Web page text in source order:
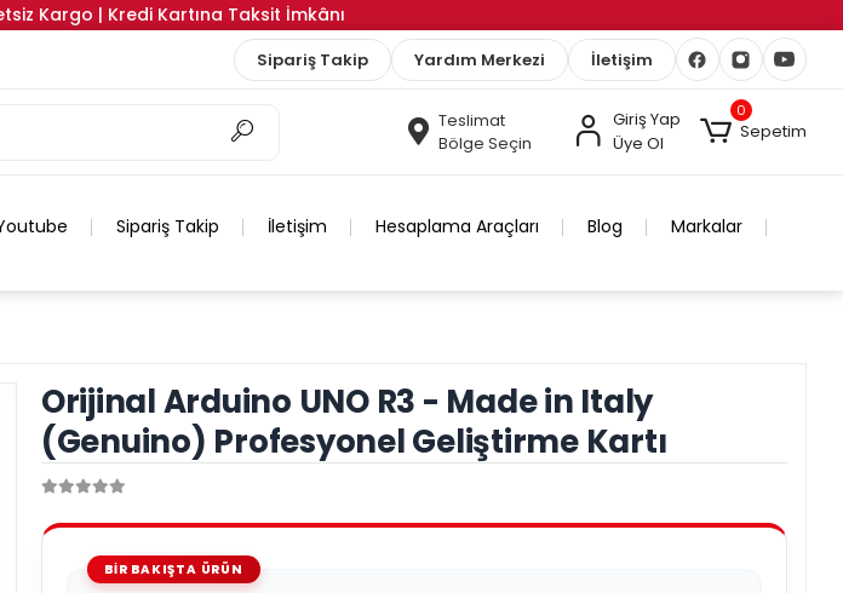
Kargo | Kredi Kartına Taksit İmkânı
Sipariş Takip Yardım Merkezi İletişim
Teslimat
Bölge Seçin
Giriş Yap
Üye Ol
0
Sepetim
Sipariş Takip İletişim Hesaplama Araçları Blog Markalar
Orijinal Arduino UNO R3 - Made in Italy
(Genuino) Profesyonel Geliştirme Kartı